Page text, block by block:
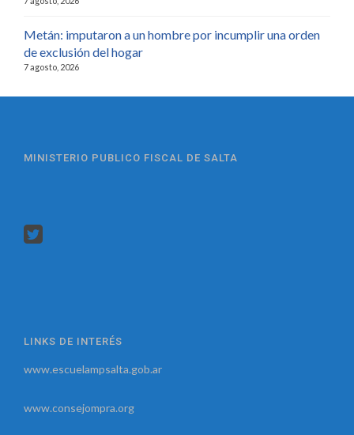
Metán: imputaron a un hombre por incumplir una orden
de exclusión del hogar
7 agosto, 2026
MINISTERIO PUBLICO FISCAL DE SALTA
LINKS DE INTERÉS
www.escuelampsalta.gob.ar
www.consejompra.org